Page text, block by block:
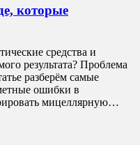
которые
средства и
результата? Проблема
разберём самые
ошибки в
мицеллярную…